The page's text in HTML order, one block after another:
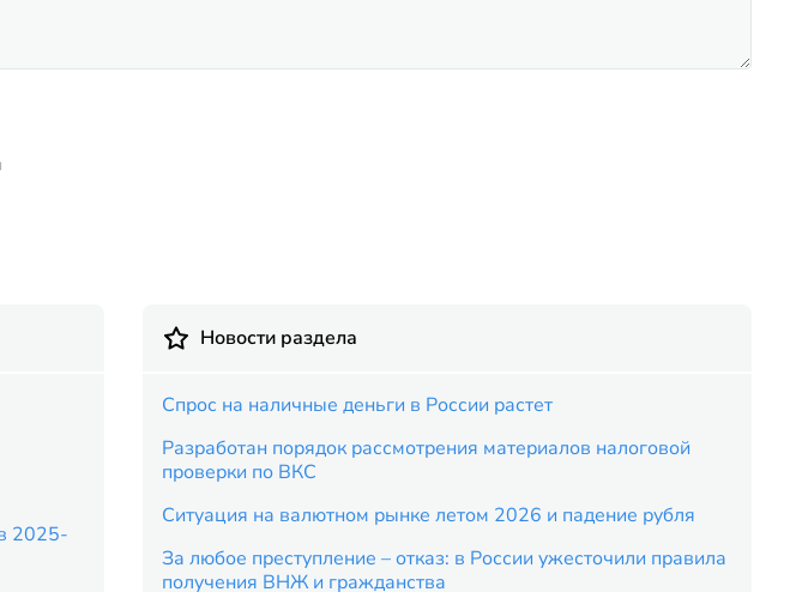
2025-
Новости раздела
Спрос на наличные деньги в России растет
Разработан порядок рассмотрения материалов налоговой
проверки по ВКС
Ситуация на валютном рынке летом 2026 и падение рубля
За любое преступление – отказ: в России ужесточили правила
получения ВНЖ и гражданства